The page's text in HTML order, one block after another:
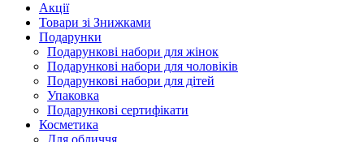
Акції
Товари зі Знижками
Подарунки
Подарункові набори для жінок
Подарункові набори для чоловіків
Подарункові набори для дітей
Упаковка
Подарункові сертифікати
Косметика
Для обличчя